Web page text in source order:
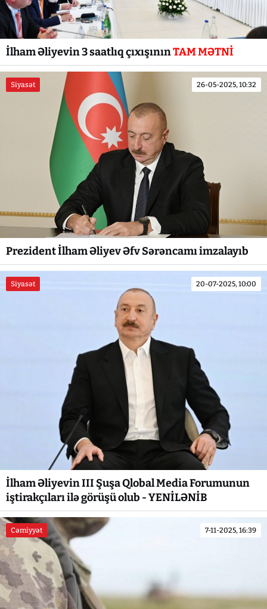
İlham Əliyevin 3 saatlıq çıxışınınTAM MƏTNİ
Siyasət 26-05-2025, 10:32
Prezident İlham Əliyev Əfv Sərəncamı imzalayıb
Siyasət 20-07-2025, 10:00
İlham Əliyevin III Şuşa Qlobal Media Forumunun
iştirakçıları ilə görüşü olub - YENİLƏNİB
Cəmiyyət 7-11-2025, 16:39